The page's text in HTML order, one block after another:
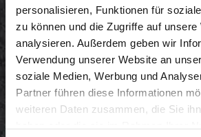
personalisieren, Funktionen für
zu können und die Zugriffe auf unsere
analysieren. Außerdem geben wir
Verwendung unserer Website an
soziale Medien, Werbung und
Partner führen diese Informationen
weiteren Daten zusammen, die Sie